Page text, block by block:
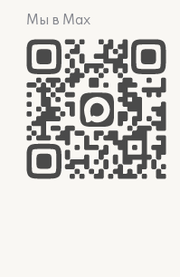
Мы в Max